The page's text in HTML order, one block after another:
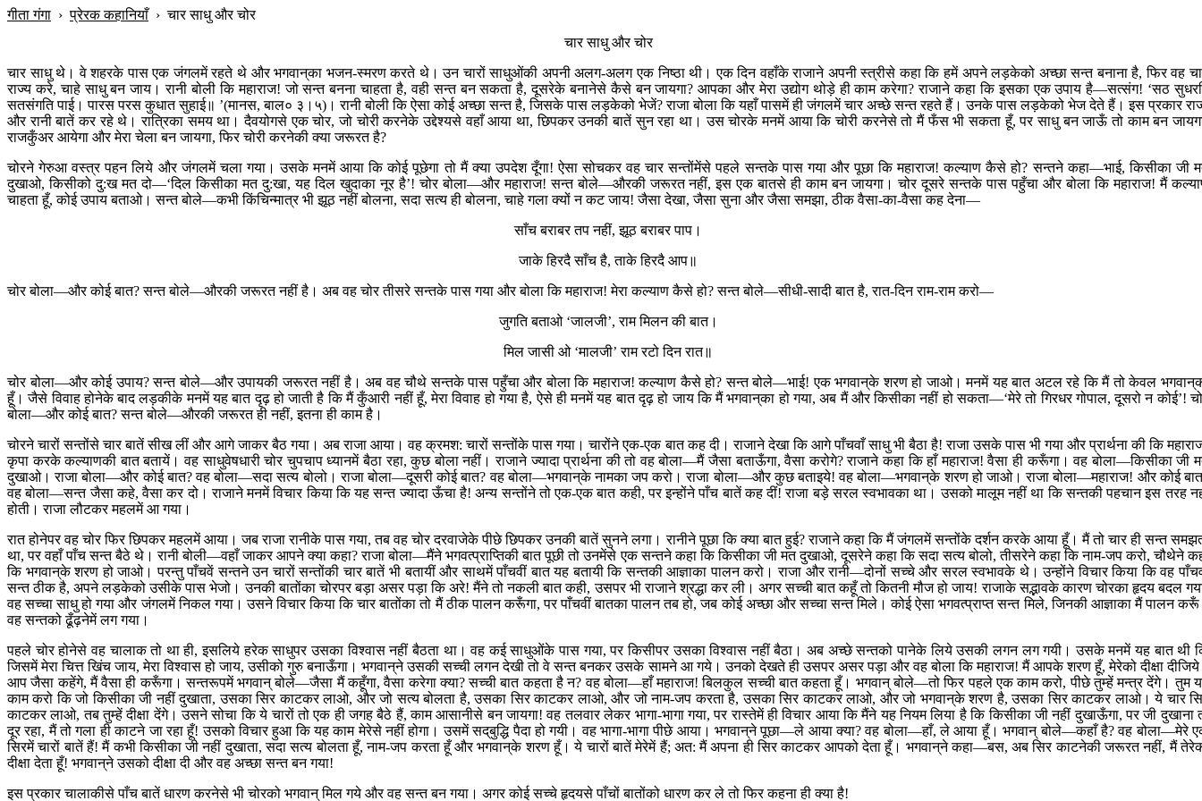
गीता गंगा ›प्रेरक कहानियाँ›चार साधु और चोर
चार साधु और चोर
चार साधु थे। वे शहरके पास एक जंगलमें रहते थे और भगवान‍्का भजन-स्मरण करते थे। उन चारों साधुओंकी अपनी अलग-अलग एक निष्ठा थी। एक दिन वहाँके राजाने अपनी स्त्रीसे कहा कि हमें अपने लड़केको अच्छा सन्त बनाना है, फिर वह
राज्य करे, चाहे साधु बन जाय। रानी बोली कि महाराज! जो सन्त बनना चाहता है, वही सन्त बन सकता है, दूसरेके बनानेसे कैसे बन जायगा? आपका और मेरा उद्योग थोड़े ही काम करेगा? राजाने कहा कि इसका एक उपाय है—सत्संग! ‘सठ
सतसंगति पाई। पारस परस कुधात सुहाई॥ ’(मानस, बाल० ३।५)। रानी बोली कि ऐसा कोई अच्छा सन्त है, जिसके पास लड़केको भेजें? राजा बोला कि यहाँ पासमें ही जंगलमें चार अच्छे सन्त रहते हैं। उनके पास लड़केको भेज देते हैं। इस प्रकार
और रानी बातें कर रहे थे। रात्रिका समय था। दैवयोगसे एक चोर, जो चोरी करनेके उद्देश्यसे वहाँ आया था, छिपकर उनकी बातें सुन रहा था। उस चोरके मनमें आया कि चोरी करनेसे तो मैं फँस भी सकता हूँ, पर साधु बन जाऊँ तो काम बन
राजकुँअर आयेगा और मेरा चेला बन जायगा, फिर चोरी करनेकी क्या जरूरत है?
चोरने गेरुआ वस्त्र पहन लिये और जंगलमें चला गया। उसके मनमें आया कि कोई पूछेगा तो मैं क्या उपदेश दूँगा! ऐसा सोचकर वह चार सन्तोंमेंसे पहले सन्तके पास गया और पूछा कि महाराज! कल्याण कैसे हो? सन्तने कहा—भाई, किसीका जी
दुखाओ, किसीको दु:ख मत दो—‘दिल किसीका मत दु:खा, यह दिल खुदाका नूर है’! चोर बोला—और महाराज! सन्त बोले—औरकी जरूरत नहीं, इस एक बातसे ही काम बन जायगा। चोर दूसरे सन्तके पास पहुँचा और बोला कि महाराज! मैं
चाहता हूँ, कोई उपाय बताओ। सन्त बोले—कभी किंचिन्मात्र भी झूठ नहीं बोलना, सदा सत्य ही बोलना, चाहे गला क्यों न कट जाय! जैसा देखा, जैसा सुना और जैसा समझा, ठीक वैसा-का-वैसा कह देना—
साँच बराबर तप नहीं, झूठ बराबर पाप।
जाके हिरदै साँच है, ताके हिरदै आप॥
चोर बोला—और कोई बात? सन्त बोले—औरकी जरूरत नहीं है। अब वह चोर तीसरे सन्तके पास गया और बोला कि महाराज! मेरा कल्याण कैसे हो? सन्त बोले—सीधी-सादी बात है, रात-दिन राम-राम करो—
जुगति बताओ ‘जालजी’, राम मिलन की बात।
मिल जासी ओ ‘मालजी’ राम रटो दिन रात॥
चोर बोला—और कोई उपाय? सन्त बोले—और उपायकी जरूरत नहीं है। अब वह चौथे सन्तके पास पहुँचा और बोला कि महाराज! कल्याण कैसे हो? सन्त बोले—भाई! एक भगवान‍्के शरण हो जाओ। मनमें यह बात अटल रहे कि मैं तो केवल
हूँ। जैसे विवाह होनेके बाद लड़कीके मनमें यह बात दृढ़ हो जाती है कि मैं कुँआरी नहीं हूँ, मेरा विवाह हो गया है, ऐसे ही मनमें यह बात दृढ़ हो जाय कि मैं भगवान‍्का हो गया, अब मैं और किसीका नहीं हो सकता—‘मेरे तो गिरधर गोपाल, दूसरो न कोई’!
बोला—और कोई बात? सन्त बोले—औरकी जरूरत ही नहीं, इतना ही काम है।
चोरने चारों सन्तोंसे चार बातें सीख लीं और आगे जाकर बैठ गया। अब राजा आया। वह क्रमश: चारों सन्तोंके पास गया। चारोंने एक-एक बात कह दी। राजाने देखा कि आगे पाँचवाँ साधु भी बैठा है! राजा उसके पास भी गया और प्रार्थना की कि
कृपा करके कल्याणकी बात बतायें। वह साधुवेषधारी चोर चुपचाप ध्यानमें बैठा रहा, कुछ बोला नहीं। राजाने ज्यादा प्रार्थना की तो वह बोला—मैं जैसा बताऊँगा, वैसा करोगे? राजाने कहा कि हाँ महाराज! वैसा ही करूँगा। वह बोला—किसीका जी
दुखाओ। राजा बोला—और कोई बात? वह बोला—सदा सत्य बोलो। राजा बोला—दूसरी कोई बात? वह बोला—भगवान‍्के नामका जप करो। राजा बोला—और कुछ बताइये! वह बोला—भगवान‍्के शरण हो जाओ। राजा बोला—महाराज! और कोई
वह बोला—सन्त जैसा कहे, वैसा कर दो। राजाने मनमें विचार किया कि यह सन्त ज्यादा ऊँचा है! अन्य सन्तोंने तो एक-एक बात कही, पर इन्होंने पाँच बातें कह दीं! राजा बड़े सरल स्वभावका था। उसको मालूम नहीं था कि सन्तकी पहचान इस तरह
होती। राजा लौटकर महलमें आ गया।
रात होनेपर वह चोर फिर छिपकर महलमें आया। जब राजा रानीके पास गया, तब वह चोर दरवाजेके पीछे छिपकर उनकी बातें सुनने लगा। रानीने पूछा कि क्या बात हुई? राजाने कहा कि मैं जंगलमें सन्तोंके दर्शन करके आया हूँ। मैं तो चार ही सन्त
था, पर वहाँ पाँच सन्त बैठे थे। रानी बोली—वहाँ जाकर आपने क्या कहा? राजा बोला—मैंने भगवत्प्राप्तिकी बात पूछी तो उनमेंसे एक सन्तने कहा कि किसीका जी मत दुखाओ, दूसरेने कहा कि सदा सत्य बोलो, तीसरेने कहा कि नाम-जप करो, चौथेने
कि भगवान‍्के शरण हो जाओ। परन्तु पाँचवें सन्तने उन चारों सन्तोंकी चार बातें भी बतायीं और साथमें पाँचवीं बात यह बतायी कि सन्तकी आज्ञाका पालन करो। राजा और रानी—दोनों सच्चे और सरल स्वभावके थे। उन्होंने विचार किया कि वह
सन्त ठीक है, अपने लड़केको उसीके पास भेजो। उनकी बातोंका चोरपर बड़ा असर पड़ा कि अरे! मैंने तो नकली बात कही, उसपर भी राजाने श्रद्धा कर ली। अगर सच्ची बात कहूँ तो कितनी मौज हो जाय! राजाके सद्भावके कारण चोरका हृदय बदल
वह सच्चा साधु हो गया और जंगलमें निकल गया। उसने विचार किया कि चार बातोंका तो मैं ठीक पालन करूँगा, पर पाँचवीं बातका पालन तब हो, जब कोई अच्छा और सच्चा सन्त मिले। कोई ऐसा भगवत्प्राप्त सन्त मिले, जिनकी आज्ञाका मैं पालन
वह सन्तको ढूँढ़नेमें लग गया।
पहले चोर होनेसे वह चालाक तो था ही, इसलिये हरेक साधुपर उसका विश्वास नहीं बैठता था। वह कई साधुओंके पास गया, पर किसीपर उसका विश्वास नहीं बैठा। अब अच्छे सन्तको पानेके लिये उसकी लगन लग गयी। उसके मनमें यह बात थी
जिसमें मेरा चित्त खिंच जाय, मेरा विश्वास हो जाय, उसीको गुरु बनाऊँगा। भगवान‍्ने उसकी सच्ची लगन देखी तो वे सन्त बनकर उसके सामने आ गये। उनको देखते ही उसपर असर पड़ा और वह बोला कि महाराज! मैं आपके शरण हूँ, मेरेको दीक्षा
आप जैसा कहेंगे, मैं वैसा ही करूँगा। सन्तरूपमें भगवान‍् बोले—जैसा मैं कहूँगा, वैसा करेगा क्या? सच्ची बात कहता है न? वह बोला—हाँ महाराज! बिलकुल सच्ची बात कहता हूँ। भगवान‍् बोले—तो फिर पहले एक काम करो, पीछे तुम्हें मन्त्र देंगे। तुम
काम करो कि जो किसीका जी नहीं दुखाता, उसका सिर काटकर लाओ, और जो सत्य बोलता है, उसका सिर काटकर लाओ, और जो नाम-जप करता है, उसका सिर काटकर लाओ, और जो भगवान‍्के शरण है, उसका सिर काटकर लाओ। ये चार
काटकर लाओ, तब तुम्हें दीक्षा देंगे। उसने सोचा कि ये चारों तो एक ही जगह बैठे हैं, काम आसानीसे बन जायगा! वह तलवार लेकर भागा-भागा गया, पर रास्तेमें ही विचार आया कि मैंने यह नियम लिया है कि किसीका जी नहीं दुखाऊँगा, पर जी दुखाना
दूर रहा, मैं तो गला ही काटने जा रहा हूँ! उसको विचार हुआ कि यह काम मेरेसे नहीं होगा। उसमें सद‍्बुद्धि पैदा हो गयी। वह भागा-भागा पीछे आया। भगवान‍्ने पूछा—ले आया क्या? वह बोला—हाँ, ले आया हूँ। भगवान‍् बोले—कहाँ है? वह बोला—मेरे
सिरमें चारों बातें हैं! मैं कभी किसीका जी नहीं दुखाता, सदा सत्य बोलता हूँ, नाम-जप करता हूँ और भगवान‍्के शरण हूँ। ये चारों बातें मेरेमें हैं; अत: मैं अपना ही सिर काटकर आपको देता हूँ। भगवान‍्ने कहा—बस, अब सिर काटनेकी जरूरत नहीं, मैं
दीक्षा देता हूँ! भगवान‍्ने उसको दीक्षा दी और वह अच्छा सन्त बन गया!
इस प्रकार चालाकीसे पाँच बातें धारण करनेसे भी चोरको भगवान‍् मिल गये और वह सन्त बन गया। अगर कोई सच्चे हृदयसे पाँचों बातोंको धारण कर ले तो फिर कहना ही क्या है!